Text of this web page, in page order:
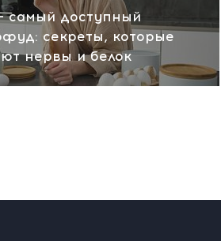
самый доступный
секреты, которые
нервы и белок